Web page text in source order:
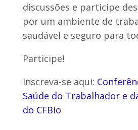
discussões e participe
por um ambiente de
saudável e seguro para
Participe!
Inscreva-se aqui:
Saúde do Trabalhador e
do CFBio